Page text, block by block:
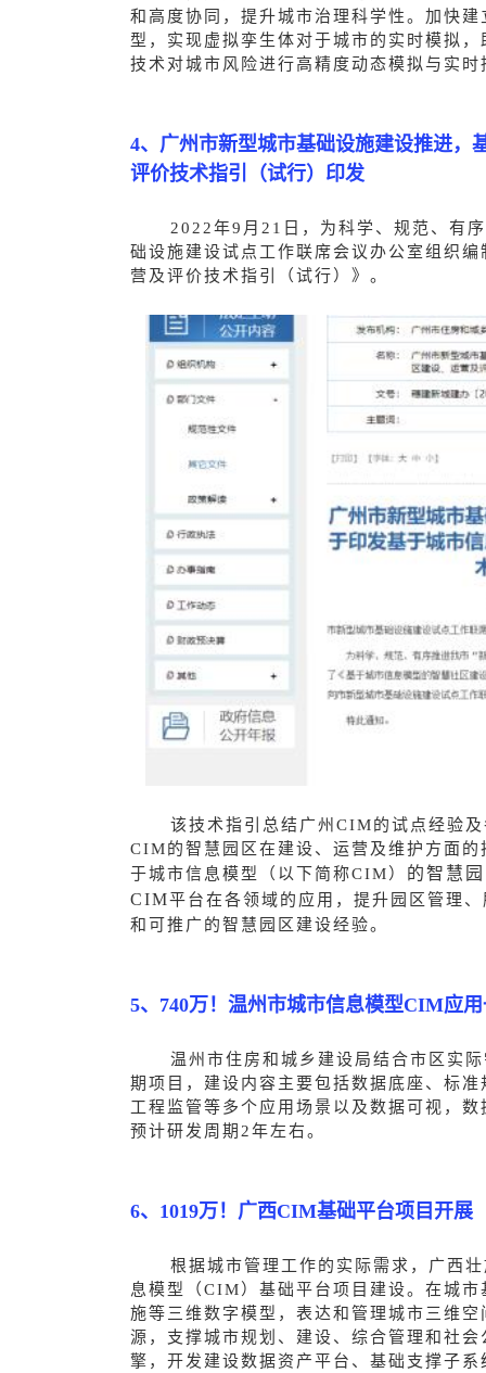
和高度协同，提升城市治理科学性。加快
型，实现虚拟孪生体对于城市的实时模拟
技术对城市风险进行高精度动态模拟与实
4、广州市新型城市基础设施建设推进，
评价技术指引（试行）印发
2022年9月21日， 为科学、规范、有
础设施建设试点工作联席会议办公室组织
营及评价技术指引（试行）》 。
该技术指引总结广州CIM的试点经验
CIM的智慧园区在建设、运营及维护方面
于城市信息模型（以下简称CIM） 的智慧
CIM平台在各领域的应用，提升园区管理
和可推广的智慧园区建设经验。
5、740万！温州市城市信息模型CIM应
温州市住房和城乡建设局结合市区实
期项目，建设内容 主要包括数据底座、标
工程监管等多个应用场景以及数据可视，
预计研发周期2年左右。
6、1019万！广西CIM基础平台项目开展
根据城市管理工作的 实际需求 ，广西
息模型（CIM）基础平台项目建设。在城
施等三维数字模型，表达和管理城市三维
源，支撑城市规划、建设、综合管理和社
擎，开发建设数据资产平台、基础支撑子